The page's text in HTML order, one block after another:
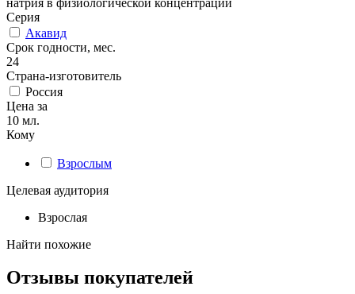
Серия
Акавид
Срок годности, мес.
24
Страна-изготовитель
Россия
Цена за
10 мл.
Кому
Взрослым
Целевая аудитория
Взрослая
Найти похожие
Отзывы покупателей